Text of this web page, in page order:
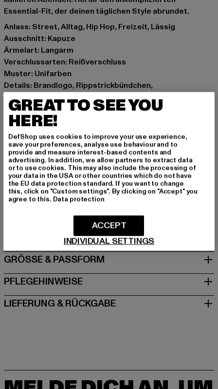
Essential-Fit, der deinen täglichen Style abrundet.
Anlass: Street, Alltag, Hip Hop, Freizeit, Lässig
Ausschnitt: Kapuze
Ärmelart: Langarm
Verschlussarten: Reißverschluss
Muster: Unifarben
Details: Brandlogo, Rippstrickbündchen,
Einschubtaschen, Logo-Stitch
Schnitt: Oversize
Marke: Karl Kani
Kat.: Sweat & Fleece - Hoodies Zipthrough
Farbe: blau
Hersteller Farbe: dark blue
Materialzusammensetzung: 100% Baumwolle
Art.Nr: 6021766-00197
Hersteller: Urban Styles Agency GmbH & Co. KG |
agentur@urbanstylesagency.com
Schanzenstraße 41 | 51063 Köln | DE
GRÖSSE & PASSFORM
PFLEGEHINWEISE
LIEFERUNG & RÜCKGABE
GREAT TO SEE YOU
HERE!
DefShop uses cookies to improve your use experience,
save your preferences, analyse use behaviour and to
provide and measure interest-based contents and
advertising. In addition, we allow partners to extract data
or to use cookies. This may also include the processing of
your data in the USA or other countries which do not have
the EU data protection standard. If you want to change
this, click on "Custom settings". By clicking on "Accept" you
agree to this. Data protection
INDIVIDUAL SETTINGS
ACCEPT